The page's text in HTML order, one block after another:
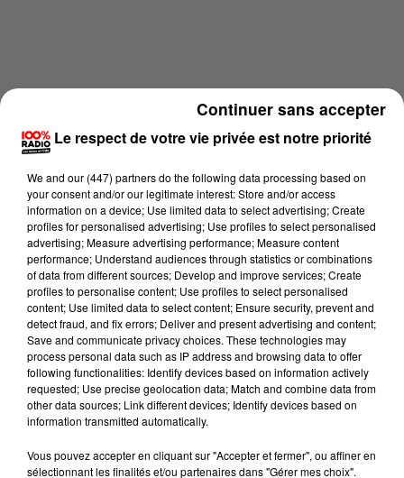
Lecture (3 min 52 sec)
100%
Les infos du grand Toulouse du 13/05/2026 à
Le respect de votre vie privée est notre priorité
We and our (447) partnersdo the following data processing based on
your consent and/or our legitimate interest: Store and/or access
information on a device; Use limited data to select advertising; Create
profiles for personalised advertising; Use profiles to select personalised
advertising; Measure advertising performance; Measure content
performance; Understand audiences through statistics or combinations
of data from different sources; Develop and improve services; Create
profiles to personalise content; Use profiles to select personalised
content; Use limited data to select content; Ensure security, prevent and
detect fraud, and fix errors; Deliver and present advertising and content;
Save and communicate privacy choices. These technologies may
process personal data such as IP address and browsing data to offer
following functionalities: Identify devices based on information actively
requested; Use precise geolocation data; Match and combine data from
other data sources; Link different devices; Identify devices based on
information transmitted automatically.
Vous pouvez accepter en cliquant sur "Accepter et fermer", ou affiner en
sélectionnant les finalités et/ou partenaires dans "Gérer mes choix".
Continuer sans accepter